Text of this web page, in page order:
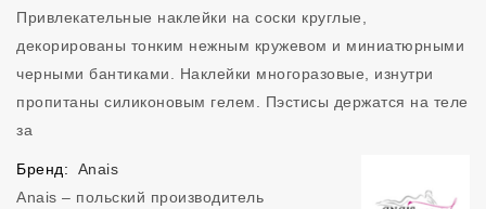
Привлекательные наклейки на соски круглые,
декорированы тонким нежным кружевом и миниатюрными
черными бантиками. Наклейки многоразовые, изнутри
пропитаны силиконовым гелем. Пэстисы держатся на теле
за
Бренд:
Anais
Anais – польский производитель